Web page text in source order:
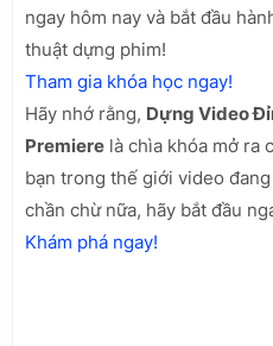
ngay hôm nay và bắt đầu
thuật dựng phim!
Tham gia khóa học ngay!
Hãy nhớ rằng, Dựng Video
Premiere là chìa khóa mở ra
bạn trong thế giới video
chần chừ nữa, hãy bắt đầu
Khám phá ngay!